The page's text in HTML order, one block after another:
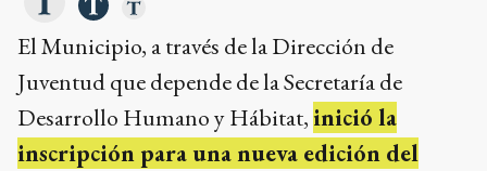
El Municipio, a través de la Dirección de
Juventud que depende de la Secretaría de
Desarrollo Humano y Hábitat, inició la
inscripción para una nueva edición del